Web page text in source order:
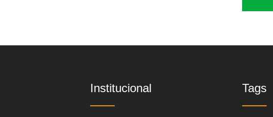
Institucional Tags